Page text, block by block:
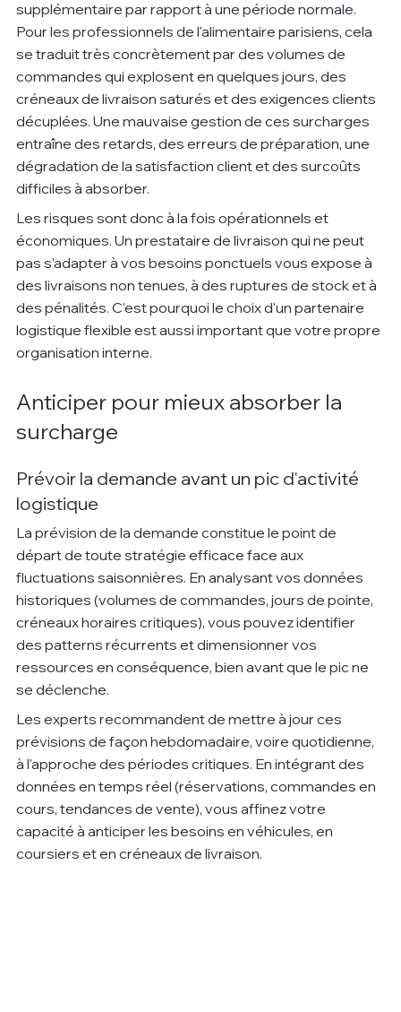
supplémentaire par rapport à une période normale.
Pour les professionnels de l'alimentaire parisiens, cela
se traduit très concrètement par des volumes de
commandes qui explosent en quelques jours, des
créneaux de livraison saturés et des exigences clients
décuplées. Une mauvaise gestion de ces surcharges
entraîne des retards, des erreurs de préparation, une
dégradation de la satisfaction client et des surcoûts
difficiles à absorber.
Les risques sont donc à la fois opérationnels et
économiques. Un prestataire de livraison qui ne peut
pas s'adapter à vos besoins ponctuels vous expose à
des livraisons non tenues, à des ruptures de stock et à
des pénalités. C'est pourquoi le choix d'un partenaire
logistique flexible est aussi important que votre propre
organisation interne.
Anticiper pour mieux absorber la
surcharge
Prévoir la demande avant un pic d'activité
logistique
La prévision de la demande constitue le point de
départ de toute stratégie efficace face aux
fluctuations saisonnières. En analysant vos données
historiques (volumes de commandes, jours de pointe,
créneaux horaires critiques), vous pouvez identifier
des patterns récurrents et dimensionner vos
ressources en conséquence, bien avant que le pic ne
se déclenche.
Les experts recommandent de mettre à jour ces
prévisions de façon hebdomadaire, voire quotidienne,
à l'approche des périodes critiques. En intégrant des
données en temps réel (réservations, commandes en
cours, tendances de vente), vous affinez votre
capacité à anticiper les besoins en véhicules, en
coursiers et en créneaux de livraison.